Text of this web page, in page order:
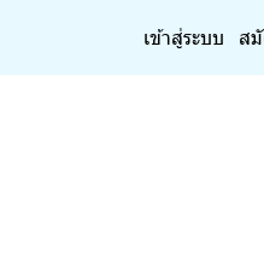
เข้าสู่ระบบ ส